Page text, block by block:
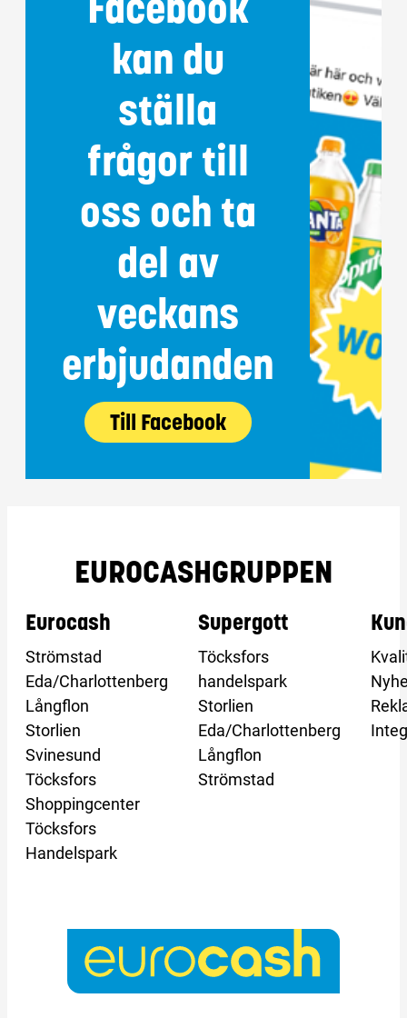
kan du
ställa
frågor till
oss och ta
del av
veckans
erbjudanden
Till Facebook
EUROCASHGRUPPEN
Eurocash
Strömstad
Eda/Charlottenberg
Långflon
Storlien
Svinesund
Töcksfors
Shoppingcenter
Töcksfors
Handelspark
Supergott
Töcksfors
handelspark
Storlien
Eda/Charlottenberg
Långflon
Strömstad